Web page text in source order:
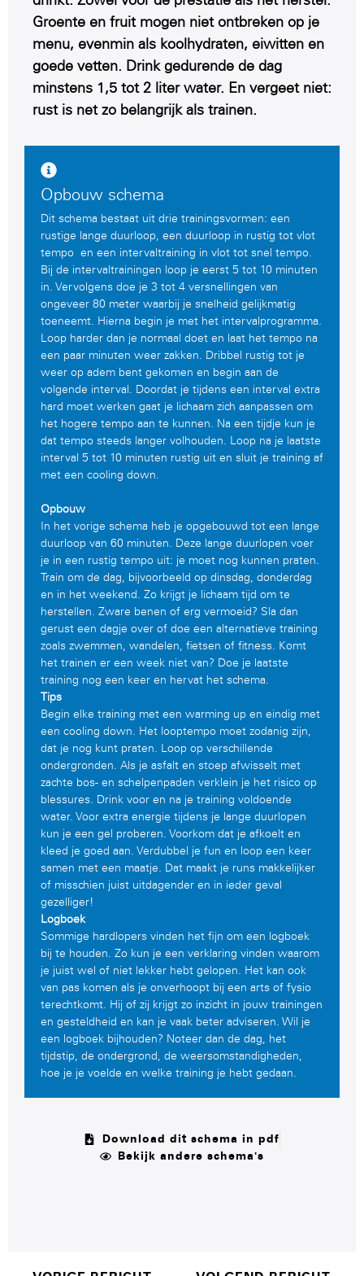
Groente en fruit mogen niet ontbreken op je
menu, evenmin als koolhydraten, eiwitten en
goede vetten. Drink gedurende de dag
minstens 1,5 tot 2 liter water. En vergeet niet:
rust is net zo belangrijk als trainen.
Opbouw schema
Dit schema bestaat uit drie trainingsvormen: een
rustige lange duurloop, een duurloop in rustig tot vlot
tempo en een intervaltraining in vlot tot snel tempo.
Bij de intervaltrainingen loop je eerst 5 tot 10 minuten
in. Vervolgens doe je 3 tot 4 versnellingen van
ongeveer 80 meter waarbij je snelheid gelijkmatig
toeneemt. Hierna begin je met het intervalprogramma.
Loop harder dan je normaal doet en laat het tempo na
een paar minuten weer zakken. Dribbel rustig tot je
weer op adem bent gekomen en begin aan de
volgende interval. Doordat je tijdens een interval extra
hard moet werken gaat je lichaam zich aanpassen om
het hogere tempo aan te kunnen. Na een tijdje kun je
dat tempo steeds langer volhouden. Loop na je laatste
interval 5 tot 10 minuten rustig uit en sluit je training af
met een cooling down.
Opbouw
In het vorige schema heb je opgebouwd tot een lange
duurloop van 60 minuten. Deze lange duurlopen voer
je in een rustig tempo uit: je moet nog kunnen praten.
Train om de dag, bijvoorbeeld op dinsdag, donderdag
en in het weekend. Zo krijgt je lichaam tijd om te
herstellen. Zware benen of erg vermoeid? Sla dan
gerust een dagje over of doe een alternatieve training
zoals zwemmen, wandelen, fietsen of fitness. Komt
het trainen er een week niet van? Doe je laatste
training nog een keer en hervat het schema.
Tips
Begin elke training met een warming up en eindig met
een cooling down. Het looptempo moet zodanig zijn,
dat je nog kunt praten. Loop op verschillende
ondergronden. Als je asfalt en stoep afwisselt met
zachte bos- en schelpenpaden verklein je het risico op
blessures. Drink voor en na je training voldoende
water. Voor extra energie tijdens je lange duurlopen
kun je een gel proberen. Voorkom dat je afkoelt en
kleed je goed aan. Verdubbel je fun en loop een keer
samen met een maatje. Dat maakt je runs makkelijker
of misschien juist uitdagender en in ieder geval
gezelliger!
Logboek
Sommige hardlopers vinden het fijn om een logboek
bij te houden. Zo kun je een verklaring vinden waarom
je juist wel of niet lekker hebt gelopen. Het kan ook
van pas komen als je onverhoopt bij een arts of fysio
terechtkomt. Hij of zij krijgt zo inzicht in jouw trainingen
en gesteldheid en kan je vaak beter adviseren. Wil je
een logboek bijhouden? Noteer dan de dag, het
tijdstip, de ondergrond, de weersomstandigheden,
hoe je je voelde en welke training je hebt gedaan.
Download dit schema in pdf
Bekijk andere schema's